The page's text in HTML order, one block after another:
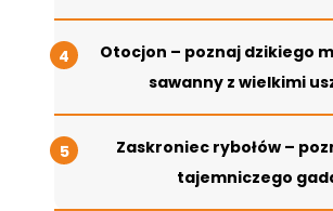
Otocjon – poznaj dzikiego
sawanny z wielkimi
Zaskroniec rybołów –
tajemniczego